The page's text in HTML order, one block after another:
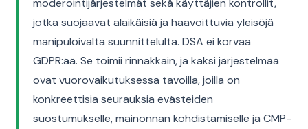
moderointijärjestelmät sekä käyttäjien kontrollit,
jotka suojaavat alaikäisiä ja haavoittuvia yleisöjä
manipuloivalta suunnittelulta. DSA ei korvaa
GDPR:ää. Se toimii rinnakkain, ja kaksi järjestelmää
ovat vuorovaikutuksessa tavoilla, joilla on
konkreettisia seurauksia evästeiden
suostumukselle, mainonnan kohdistamiselle ja CMP-